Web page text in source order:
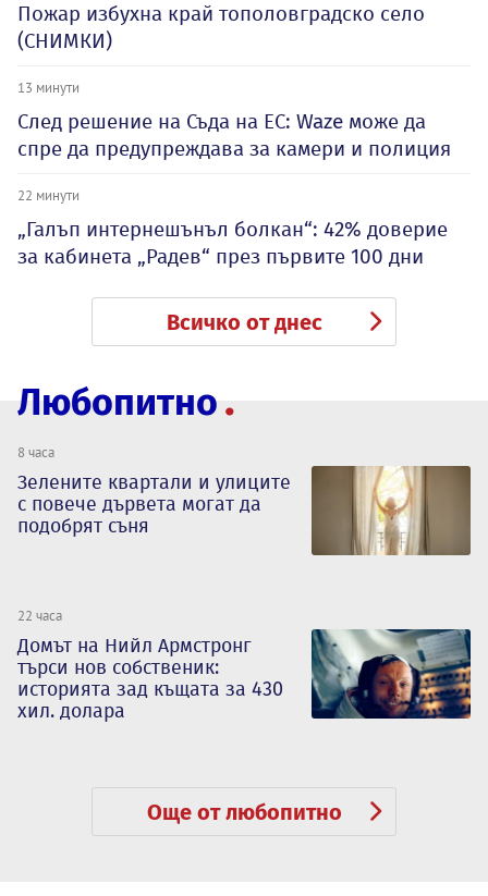
Пожар избухна край тополовградско село
(СНИМКИ)
13 минути
След решение на Съда на ЕС: Waze може да
спре да предупреждава за камери и полиция
22 минути
„Галъп интернешънъл болкан“: 42% доверие
за кабинета „Радев“ през първите 100 дни
Всичко от днес
Любопитно
8 часа
Зелените квартали и улиците
с повече дървета могат да
подобрят съня
22 часа
Домът на Нийл Армстронг
търси нов собственик:
историята зад къщата за 430
хил. долара
Още от любопитно